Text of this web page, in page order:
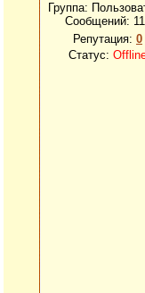
Группа:
Сообщений:
Репутация: 0
Статус: